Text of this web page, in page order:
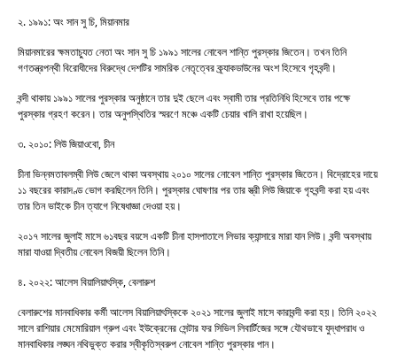
২. ১৯৯১: অং সান সু চি, মিয়ানমার
মিয়ানমারের ক্ষমতাচ্যুত নেতা অং সান সু চি ১৯৯১ সালের নোবেল শান্তি পুরস্কার জিতেন। তখন তিনি
গণতন্ত্রপন্থী বিরোধীদের বিরুদ্ধে দেশটির সামরিক নেতৃত্বের ক্র্যাকডাউনের অংশ হিসেবে গৃহবন্দী।
বন্দী থাকায় ১৯৯১ সালের পুরস্কার অনুষ্ঠানে তার দুই ছেলে এবং স্বামী তার প্রতিনিধি হিসেবে তার পক্ষে
পুরস্কার গ্রহণ করেন। তার অনুপস্থিতির স্মরণে মঞ্চে একটি চেয়ার খালি রাখা হয়েছিল।
৩. ২০১০: লিউ জিয়াওবো, চীন
চীনা ভিন্নমতাবলম্বী লিউ জেলে থাকা অবস্থায় ২০১০ সালের নোবেল শান্তি পুরস্কার জিতেন। বিদ্রোহের দায়ে
১১ বছরের কারাদণ্ড ভোগ করছিলেন তিনি। পুরস্কার ঘোষণার পর তার স্ত্রী লিউ জিয়াকে গৃহবন্দী করা হয় এবং
তার তিন ভাইকে চীন ত্যাগে নিষেধাজ্ঞা দেওয়া হয়।
২০১৭ সালের জুলাই মাসে ৬১বছর বয়সে একটি চীনা হাসপাতালে লিভার ক্যান্সারে মারা যান লিউ। বন্দী অবস্থায়
মারা যাওয়া দ্বিতীয় নোবেল বিজয়ী ছিলেন তিনি।
৪. ২০২২: আলেস বিয়ালিয়াৎস্কি, বেলারুশ
বেলারুশের মানবাধিকার কর্মী আলেস বিয়ালিয়াৎস্কিকে ২০২১ সালের জুলাই মাসে কারাবন্দী করা হয়। তিনি ২০২২
সালে রাশিয়ার মেমোরিয়াল গ্রুপ এবং ইউক্রেনের সেন্টার ফর সিভিল লিবার্টিজের সঙ্গে যৌথভাবে যুদ্ধাপরাধ ও
মানবাধিকার লঙ্ঘন নথিভুক্ত করার স্বীকৃতিস্বরুপ নোবেল শান্তি পুরস্কার পান।